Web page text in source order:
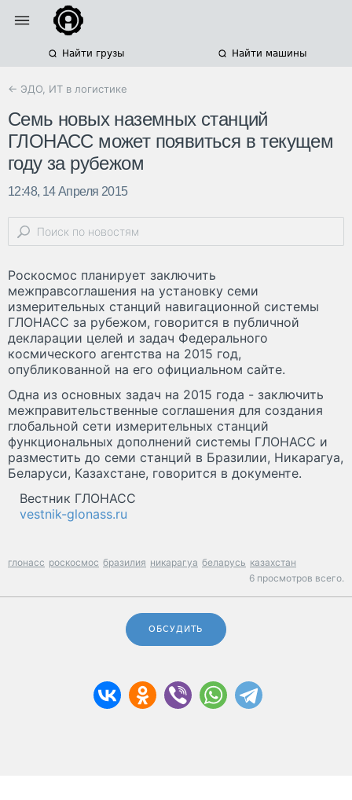
Найти грузы Найти машины
← ЭДО, ИТ в логистике
Семь новых наземных станций
ГЛОНАСС может появиться в текущем
году за рубежом
12:48, 14 Апреля 2015
Роскосмос планирует заключить
межправсоглашения на установку семи
измерительных станций навигационной системы
ГЛОНАСС за рубежом, говорится в публичной
декларации целей и задач Федерального
космического агентства на 2015 год,
опубликованной на его официальном сайте.
Одна из основных задач на 2015 года - заключить
межправительственные соглашения для создания
глобальной сети измерительных станций
функциональных дополнений системы ГЛОНАСС и
разместить до семи станций в Бразилии, Никарагуа,
Беларуси, Казахстане, говорится в документе.
Вестник ГЛОНАСС
vestnik-glonass.ru
глонасс роскосмос бразилия никарагуа беларусь казахстан
6 просмотров всего.
ОБСУДИТЬ